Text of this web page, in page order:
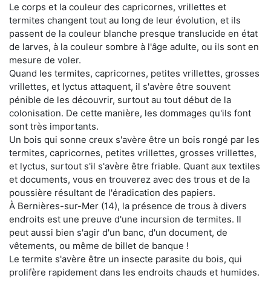
Le corps et la couleur des capricornes, vrillettes et
termites changent tout au long de leur évolution, et ils
passent de la couleur blanche presque translucide en état
de larves, à la couleur sombre à l'âge adulte, ou ils sont en
mesure de voler.
Quand les termites, capricornes, petites vrillettes, grosses
vrillettes, et lyctus attaquent, il s'avère être souvent
pénible de les découvrir, surtout au tout début de la
colonisation. De cette manière, les dommages qu'ils font
sont très importants.
Un bois qui sonne creux s'avère être un bois rongé par les
termites, capricornes, petites vrillettes, grosses vrillettes,
et lyctus, surtout s'il s'avère être friable. Quant aux textiles
et documents, vous en trouverez avec des trous et de la
poussière résultant de l'éradication des papiers.
À Bernières-sur-Mer (14), la présence de trous à divers
endroits est une preuve d'une incursion de termites. Il
peut aussi bien s'agir d'un banc, d'un document, de
vêtements, ou même de billet de banque !
Le termite s'avère être un insecte parasite du bois, qui
prolifère rapidement dans les endroits chauds et humides.